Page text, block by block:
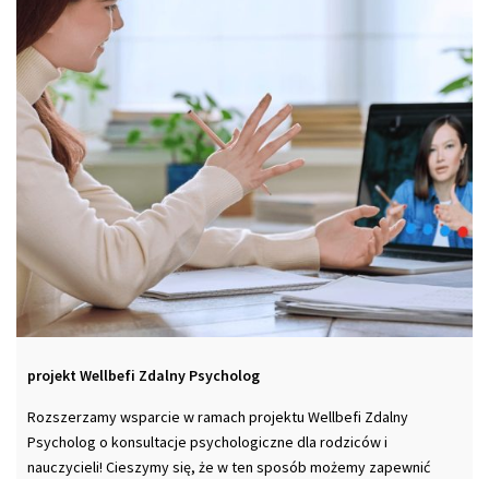
projekt Wellbefi Zdalny Psycholog
Rozszerzamy wsparcie w ramach projektu Wellbefi Zdalny
Psycholog o konsultacje psychologiczne dla rodziców i
nauczycieli! Cieszymy się, że w ten sposób możemy zapewnić